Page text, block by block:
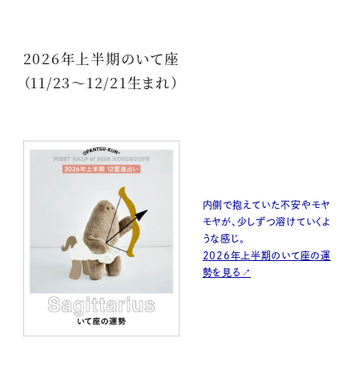
2026年上半期のいて座
（11/23〜12/21生まれ）
内側で抱えていた不安やモヤ
モヤが、少しずつ溶けていくよ
うな感じ。
2026年上半期のいて座の運
勢を見る↗